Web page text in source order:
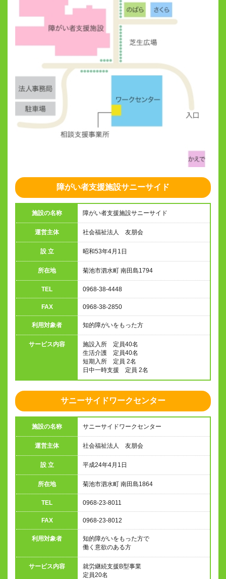
障がい者支援施設サニーサイド
施設の名称 障がい者支援施設サニーサイド
運営主体 社会福祉法人 友朋会
設 立 昭和53年4月1日
所在地 菊池市泗水町 南田島1794
TEL 0968-38-4448
FAX 0968-38-2850
利用対象者 知的障がいをもった方
サービス内容
施設入所 定員40名
生活介護 定員40名
短期入所 定員 2名
日中一時支援 定員 2名
サニーサイドワークセンター
施設の名称 サニーサイドワークセンター
運営主体 社会福祉法人 友朋会
設 立 平成24年4月1日
所在地 菊池市泗水町 南田島1864
TEL 0968-23-8011
FAX 0968-23-8012
利用対象者
知的障がいをもった方で
働く意欲のある方
サービス内容
就労継続支援B型事業
定員20名